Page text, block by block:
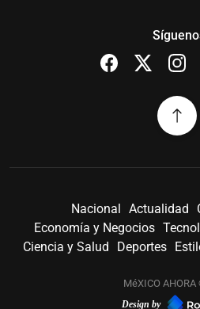
Nacional Actualidad
Economía y Negocios
Ciencia y Salud
Deportes
MéXICO
Design by